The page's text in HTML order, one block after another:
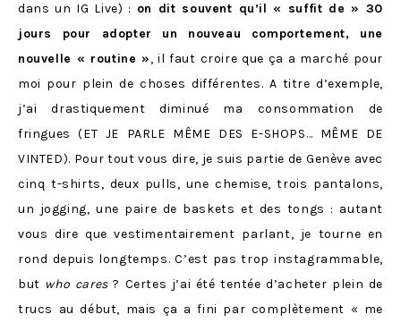
dans un IG Live) : on dit souvent qu’il « suffit de » 30
jours pour adopter un nouveau comportement, une
nouvelle « routine », il faut croire que ça a marché pour
moi pour plein de choses différentes. A titre d’exemple,
j’ai drastiquement diminué ma consommation de
fringues (ET JE PARLE MÊME DES E-SHOPS… MÊME DE
VINTED). Pour tout vous dire, je suis partie de Genève avec
cinq t-shirts, deux pulls, une chemise, trois pantalons,
un jogging, une paire de baskets et des tongs : autant
vous dire que vestimentairement parlant, je tourne en
rond depuis longtemps. C’est pas trop instagrammable,
but who cares? Certes j’ai été tentée d’acheter plein de
trucs au début, mais ça a fini par complètement « me